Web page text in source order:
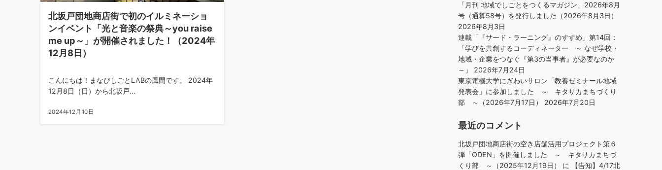
北坂戸団地商店街で初のイルミネーショ
ンイベント「光と音楽の祭典～you raise
me up～」が開催されました！（2024年
12月8日）
こんにちは！まなびしごとLABの風間です。 2024年
12月8日（日）から北坂戸...
2024年12月10日
「月刊 地域でしごとをつくるマガジン」2026年8月
号（通算58号）を発行しました（2026年8月3日）
2026年8月3日
連載「『サード・ラーニング』のすすめ」第14回：
「学びを共創するコーディネーター ～ なぜ学校・
地域・企業をつなぐ『第3の当事者』が必要なのか
～」
2026年7月24日
東京電機大学にぎわいサロン「教養ゼミナール地域
発表会」に参加しました ～ キタサカまちづくり
部 ～（2026年7月17日）
2026年7月20日
最近のコメント
北坂戸団地商店街の空き店舗活用プロジェクト第６
弾「ODEN」を開催しました ～ キタサカまちづ
くり部 ～（2025年12月19日）
に
【告知】4/17北